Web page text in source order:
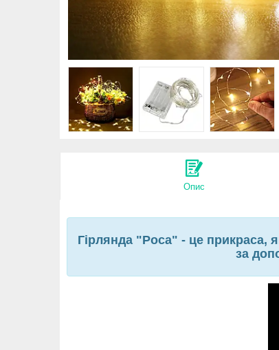
Опис
Гірлянда "Роса" - це прикраса,
за